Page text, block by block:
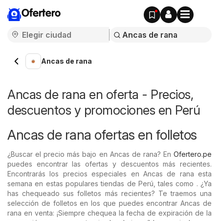
Ofertero
Ancas de rana
Ancas de rana en oferta - Precios,
descuentos y promociones en Perú
Ancas de rana ofertas en folletos
¿Buscar el precio más bajo en Ancas de rana? En Ofertero.pe
puedes encontrar las ofertas y descuentos más recientes.
Encontrarás los precios especiales en Ancas de rana esta
semana en estas populares tiendas de Perú, tales como . ¿Ya
has chequeado sus folletos más recientes? Te traemos una
selección de folletos en los que puedes encontrar Ancas de
rana en venta: ¡Siempre chequea la fecha de expiración de la